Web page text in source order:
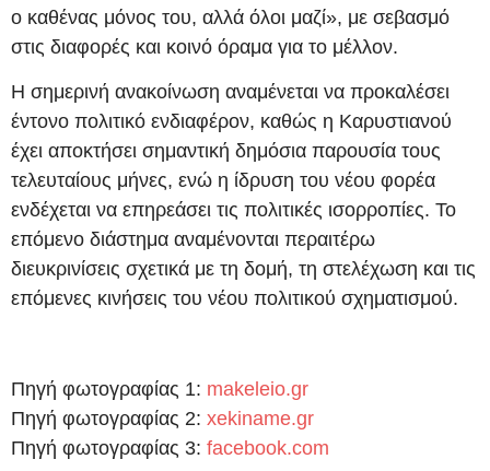
ο καθένας μόνος του, αλλά όλοι μαζί», με σεβασμό
στις διαφορές και κοινό όραμα για το μέλλον.
Η σημερινή ανακοίνωση αναμένεται να προκαλέσει
έντονο πολιτικό ενδιαφέρον, καθώς η Καρυστιανού
έχει αποκτήσει σημαντική δημόσια παρουσία τους
τελευταίους μήνες, ενώ η ίδρυση του νέου φορέα
ενδέχεται να επηρεάσει τις πολιτικές ισορροπίες. Το
επόμενο διάστημα αναμένονται περαιτέρω
διευκρινίσεις σχετικά με τη δομή, τη στελέχωση και τις
επόμενες κινήσεις του νέου πολιτικού σχηματισμού.
Πηγή φωτογραφίας 1: makeleio.gr
Πηγή φωτογραφίας 2: xekiname.gr
Πηγή φωτογραφίας 3: facebook.com